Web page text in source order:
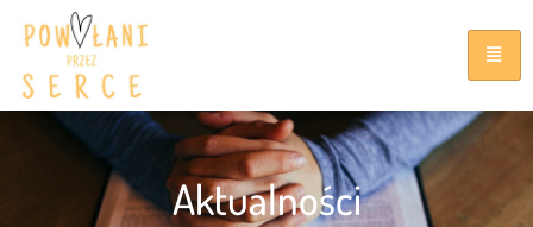
Aktualności